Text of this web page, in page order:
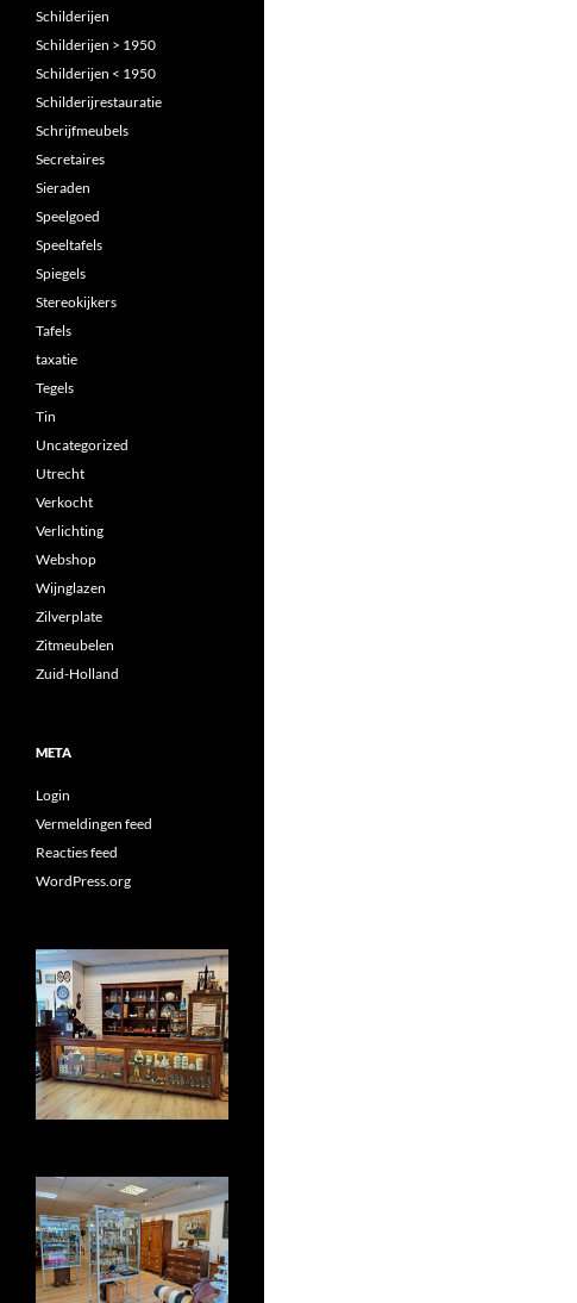
Schilderijen
Schilderijen > 1950
Schilderijen < 1950
Schilderijrestauratie
Schrijfmeubels
Secretaires
Sieraden
Speelgoed
Speeltafels
Spiegels
Stereokijkers
Tafels
taxatie
Tegels
Tin
Uncategorized
Utrecht
Verkocht
Verlichting
Webshop
Wijnglazen
Zilverplate
Zitmeubelen
Zuid-Holland
META
Login
Vermeldingen feed
Reacties feed
WordPress.org